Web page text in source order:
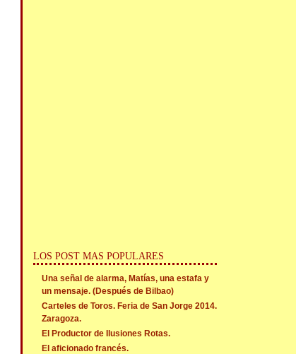
LOS POST MAS POPULARES
Una señal de alarma, Matías, una estafa y
un mensaje. (Después de Bilbao)
Carteles de Toros. Feria de San Jorge 2014.
Zaragoza.
El Productor de Ilusiones Rotas.
El aficionado francés.